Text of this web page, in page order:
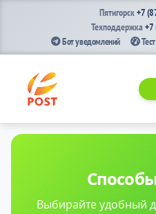
Пятигорск+7
Техподдержка
Бот уведомлений
Выбирайте удобный